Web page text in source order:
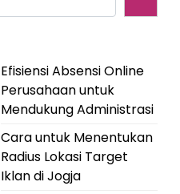
Efisiensi Absensi Online
Perusahaan untuk
Mendukung Administrasi
Cara untuk Menentukan
Radius Lokasi Target
Iklan di Jogja